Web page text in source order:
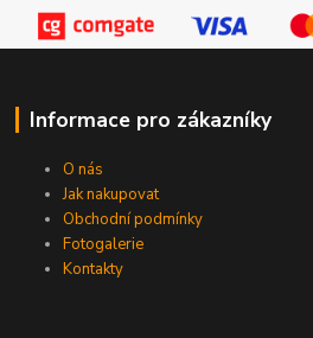
Informace pro zákazníky
O nás
Jak nakupovat
Obchodní podmínky
Fotogalerie
Kontakty